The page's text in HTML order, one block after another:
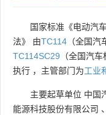
国家标准《电动汽
法》 由TC114 （全国汽
TC114SC29 （全国汽
执行 ，主管部门为工业
主要起草单位 中国
能源科技股份有限公司 、